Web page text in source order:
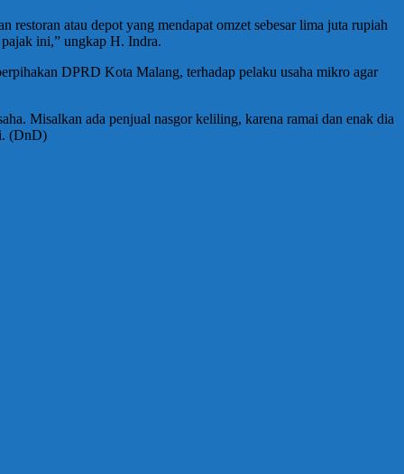
restoran atau depot yang mendapat omzet sebesar lima juta rupiah
ini,” ungkap H. Indra.
DPRD Kota Malang, terhadap pelaku usaha mikro agar
Misalkan ada penjual nasgor keliling, karena ramai dan enak dia
(DnD)